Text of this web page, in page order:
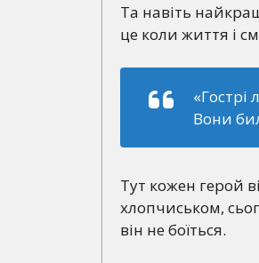
Та навіть
це коли життя і
«Гострі
Вони
Тут кожен герой
хлопчиськом,
він не боїться.